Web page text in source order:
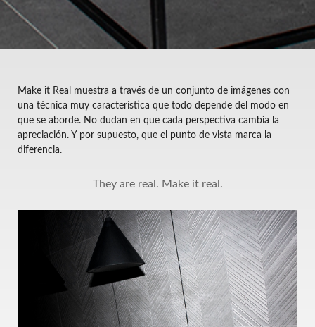
Make it Real muestra a través de un conjunto de imágenes con
una técnica muy característica que todo depende del modo en
que se aborde. No dudan en que cada perspectiva cambia la
apreciación. Y por supuesto, que el punto de vista marca la
diferencia.
They are real. Make it real.